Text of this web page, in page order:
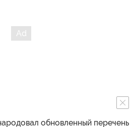
обновленный перечень